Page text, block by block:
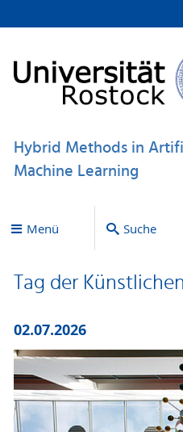
Hybrid Methods in
Machine Learning
Menü Suche
Tag der
02.07.2026